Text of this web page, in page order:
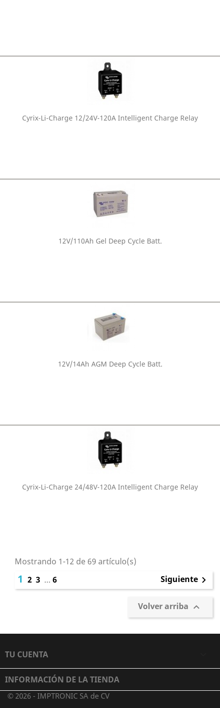
Cyrix-Li-Charge 12/24V-120A Intelligent Charge Relay
12V/110Ah Gel Deep Cycle Batt.
12V/14Ah AGM Deep Cycle Batt.
Cyrix-Li-Charge 24/48V-120A Intelligent Charge Relay
Mostrando 1-12 de 69 artículo(s)
1 2 3 … 6 Siguiente 
Volver arriba 
TU CUENTA
INFORMACIÓN DE LA TIENDA
© 2026 - IMPTRONIC SA de CV